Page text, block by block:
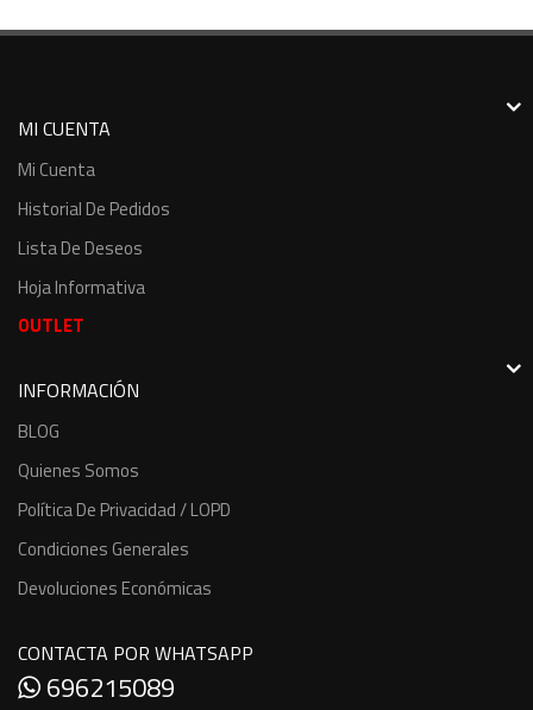
MI CUENTA
Mi Cuenta
Historial De Pedidos
Lista De Deseos
Hoja Informativa
OUTLET
INFORMACIÓN
BLOG
Quienes Somos
Política De Privacidad / LOPD
Condiciones Generales
Devoluciones Económicas
CONTACTA POR WHATSAPP
696215089